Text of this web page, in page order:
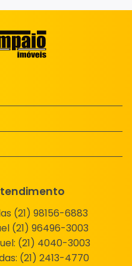
(21) 98156-6883
(21) 96496-3003
(21) 4040-3003
(21) 2413-4770